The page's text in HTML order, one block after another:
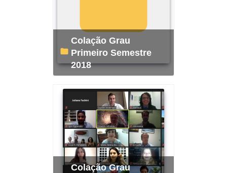
Colação Grau
Primeiro Semestre
2018
Colação Grau